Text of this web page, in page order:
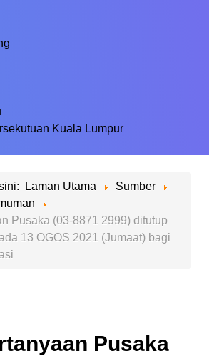
Kuala Lumpur
Laman Utama
Sumber
Pusaka (03-8871 2999) ditutup
13 OGOS 2021 (Jumaat) bagi
Pusaka